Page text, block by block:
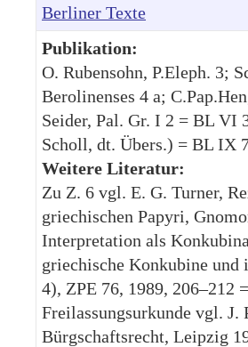
Berliner Texte
Publikation:
O. Rubensohn, P.Eleph. 3;
Berolinenses 4 a;
Seider, Pal. Gr. I 2 = BL VI
Scholl, dt. Übers.) = BL IX
Weitere Literatur:
Zu Z. 6 vgl. E. G. Turner,
griechischen Papyri,
Interpretation als
griechische Konkubine
4), ZPE 76, 1989, 206–212
Freilassungsurkunde vgl. J.
Bürgschaftsrecht, Leipzig